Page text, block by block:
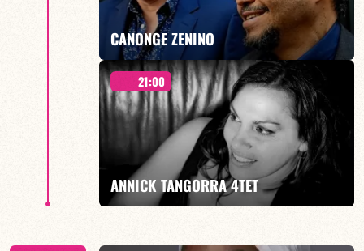
EN SAVOIR PLUS
CANONGE ZENINO
Duo Jazz - 19h00
21:00
ANNICK TANGORRA 4TET